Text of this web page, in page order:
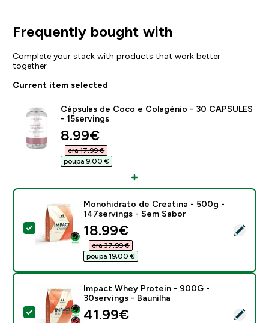
Frequently bought with
Complete your stack with products that work better
together
Current item selected
Cápsulas de Coco e Colagénio - 30 CAPSULES
- 15servings
discounted price
8.99€‎
era 17,99 €‎
poupa 9,00 €‎
Select this product - Monohidrato de Creatina -
Monohidrato de Creatina - 500g -
147servings - Sem Sabor
discounted price
18.99€‎
era 37,99 €‎
poupa 19,00 €‎
Select this product - Impact Whey Protein - 900G -
Impact Whey Protein - 900G -
30servings - Baunilha
discounted price
41.99€‎